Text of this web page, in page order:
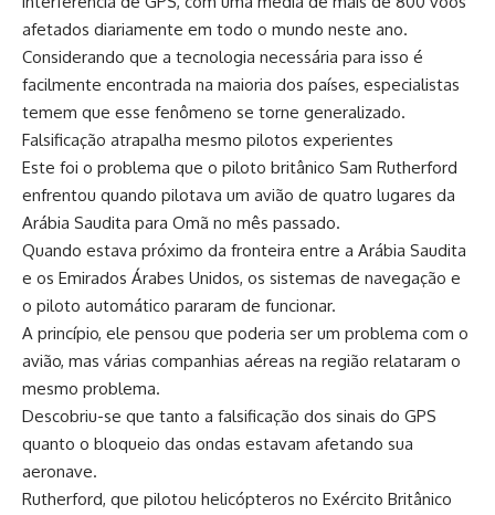
afetados diariamente em todo o mundo neste ano.
Considerando que a tecnologia necessária para isso é
facilmente encontrada na maioria dos países, especialistas
temem que esse fenômeno se torne generalizado.
Falsificação atrapalha mesmo pilotos experientes
Este foi o problema que o piloto britânico Sam Rutherford
enfrentou quando pilotava um avião de quatro lugares da
Arábia Saudita para Omã no mês passado.
Quando estava próximo da fronteira entre a Arábia Saudita
e os Emirados Árabes Unidos, os sistemas de navegação e
o piloto automático pararam de funcionar.
A princípio, ele pensou que poderia ser um problema com o
avião, mas várias companhias aéreas na região relataram o
mesmo problema.
Descobriu-se que tanto a falsificação dos sinais do GPS
quanto o bloqueio das ondas estavam afetando sua
aeronave.
Rutherford, que pilotou helicópteros no Exército Britânico